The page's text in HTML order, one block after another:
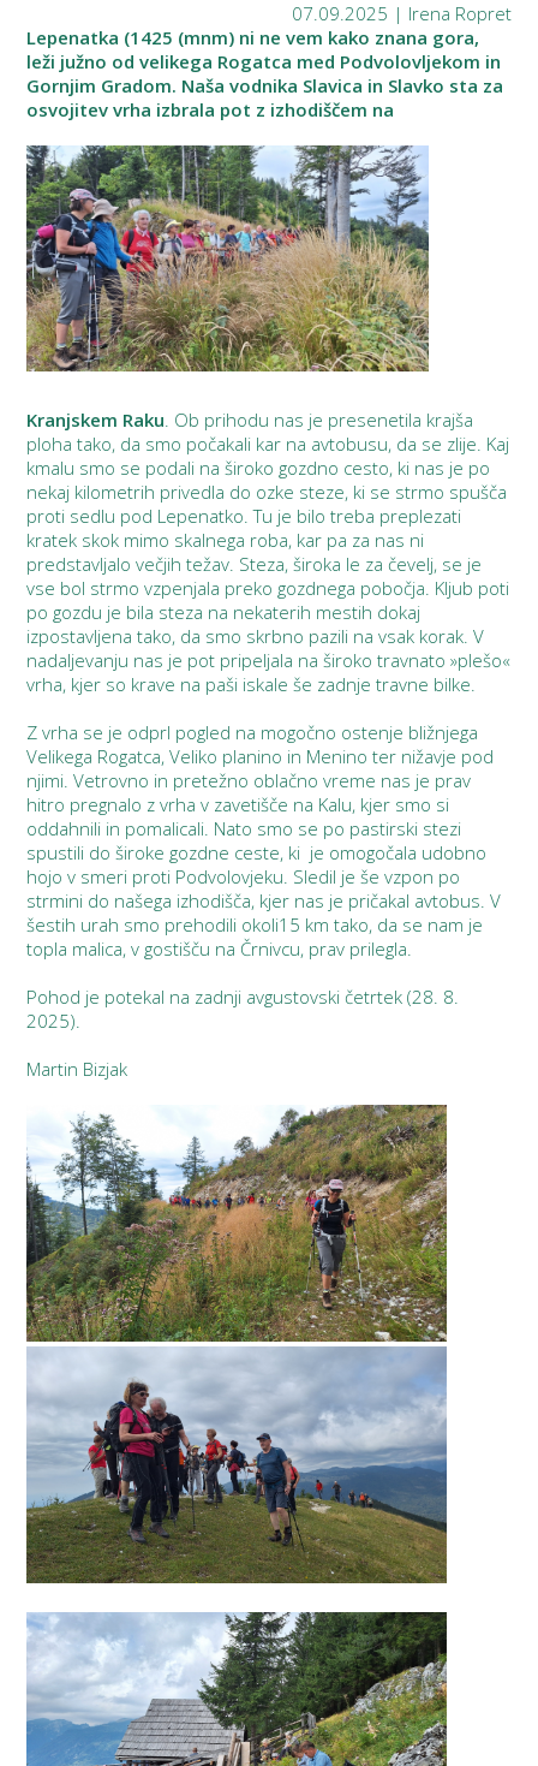
07.09.2025 | Irena Ropret
Lepenatka (1425 (mnm) ni ne vem kako znana gora,
leži južno od velikega Rogatca med Podvolovljekom in
Gornjim Gradom. Naša vodnika Slavica in Slavko sta za
osvojitev vrha izbrala pot z izhodiščem na
Kranjskem Raku. Ob prihodu nas je presenetila krajša
ploha tako, da smo počakali kar na avtobusu, da se zlije. Kaj
kmalu smo se podali na široko gozdno cesto, ki nas je po
nekaj kilometrih privedla do ozke steze, ki se strmo spušča
proti sedlu pod Lepenatko. Tu je bilo treba preplezati
kratek skok mimo skalnega roba, kar pa za nas ni
predstavljalo večjih težav. Steza, široka le za čevelj, se je
vse bol strmo vzpenjala preko gozdnega pobočja. Kljub poti
po gozdu je bila steza na nekaterih mestih dokaj
izpostavljena tako, da smo skrbno pazili na vsak korak. V
nadaljevanju nas je pot pripeljala na široko travnato »plešo«
vrha, kjer so krave na paši iskale še zadnje travne bilke.
Z vrha se je odprl pogled na mogočno ostenje bližnjega
Velikega Rogatca, Veliko planino in Menino ter nižavje pod
njimi. Vetrovno in pretežno oblačno vreme nas je prav
hitro pregnalo z vrha v zavetišče na Kalu, kjer smo si
oddahnili in pomalicali. Nato smo se po pastirski stezi
spustili do široke gozdne ceste, ki je omogočala udobno
hojo v smeri proti Podvolovjeku. Sledil je še vzpon po
strmini do našega izhodišča, kjer nas je pričakal avtobus. V
šestih urah smo prehodili okoli15 km tako, da se nam je
topla malica, v gostišču na Črnivcu, prav prilegla.
Pohod je potekal na zadnji avgustovski četrtek (28. 8.
2025).
Martin Bizjak